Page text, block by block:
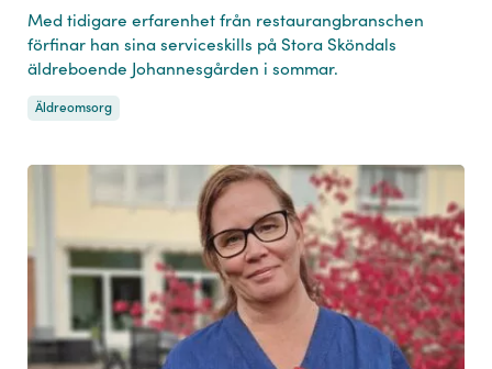
Med tidigare erfarenhet från restaurangbranschen
förfinar han sina serviceskills på Stora Sköndals
äldreboende Johannesgården i sommar.
Äldreomsorg